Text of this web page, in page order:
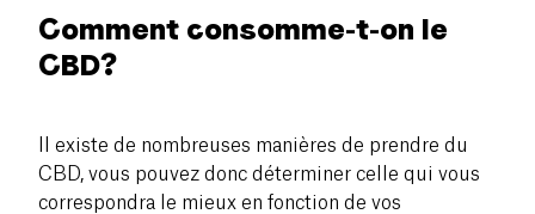
Comment consomme-t-on le
CBD?
Il existe de nombreuses manières de prendre du
CBD, vous pouvez donc déterminer celle qui vous
correspondra le mieux en fonction de vos